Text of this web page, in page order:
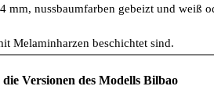
nussbaumfarben gebeizt und weiß
Melaminharzen beschichtet sind.
Versionen des Modells Bilbao